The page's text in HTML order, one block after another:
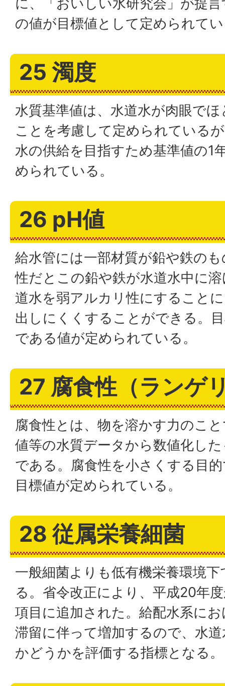
の値が目標値として定められて
25 濁度
水質基準値は、水道水が肉眼で
ことを考慮して定められている
水の供給を目指すため基準値の1
められている。
26 pH値
給水管には一部材質が鉛や鉄の
性だとこの鉛や鉄が水道水中に
道水を弱アルカリ性にすること
出しにくくすることができる。
である値が定められている。
27 腐食性（ランゲ
腐食性とは、物を溶かす力のこ
値等の水質データから数値化し
である。腐食性を小さくする目
目標値が定められている。
28 従属栄養細菌
一般細菌よりも低有機栄養環境
る。省令改正により、平成20年
項目に追加された。給配水系に
滞留に伴って増加するので、水
かどうかを評価する指標となる。